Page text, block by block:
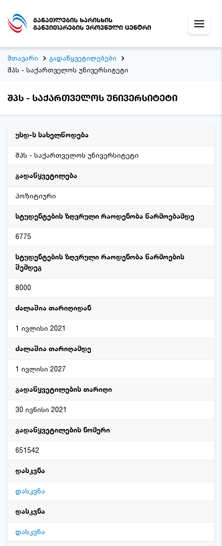
განათლების ხარისხის
განვითარების ეროვნული ცენტრი
მთავარი
გადაწყვეტილებები
შპს - საქართველოს უნივერსიტეტი
შპს - საქართველოს უნივერსიტეტი
უსდ-ს სახელწოდება
შპს - საქართველოს უნივერსიტეტი
გადაწყვეტილება
პოზიტიური
სტუდენტების ზღვრული რაოდენობა წარმოებამდე
6775
სტუდენტების ზღვრული რაოდენობა წარმოების
შემდეგ
8000
ძალაშია თარიღიდან
1 ივლისი 2021
ძალაშია თარიღამდე
1 ივლისი 2027
გადაწყვეტილების თარიღი
30 ივნისი 2021
გადაწყვეტილების ნომერი
651542
დასკვნა
დასკვნა
დასკვნა
დასკვნა